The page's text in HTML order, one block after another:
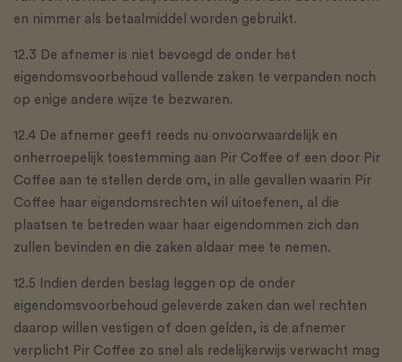
en nimmer als betaalmiddel worden gebruikt.
12.3 De afnemer is niet bevoegd de onder het
eigendomsvoorbehoud vallende zaken te verpanden noch
op enige andere wijze te bezwaren.
12.4 De afnemer geeft reeds nu onvoorwaardelijk en
onherroepelijk toestemming aan Pir Coffee of een door Pir
Coffee aan te stellen derde om, in alle gevallen waarin Pir
Coffee haar eigendomsrechten wil uitoefenen, al die
plaatsen te betreden waar haar eigendommen zich dan
zullen bevinden en die zaken aldaar mee te nemen.
12.5 Indien derden beslag leggen op de onder
eigendomsvoorbehoud geleverde zaken dan wel rechten
daarop willen vestigen of doen gelden, is de afnemer
verplicht Pir Coffee zo snel als redelijkerwijs verwacht mag